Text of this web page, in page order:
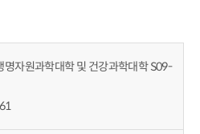
명자원과학대학 및 건강과학대학 S09-